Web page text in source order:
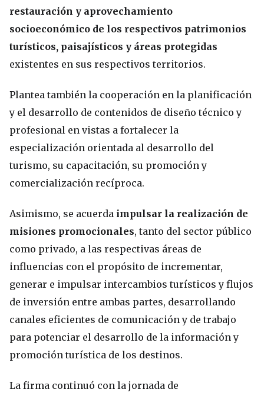
restauración y aprovechamiento
socioeconómico de los respectivos patrimonios
turísticos, paisajísticos y áreas protegidas
existentes en sus respectivos territorios.
Plantea también la cooperación en la planificación
y el desarrollo de contenidos de diseño técnico y
profesional en vistas a fortalecer la
especialización orientada al desarrollo del
turismo, su capacitación, su promoción y
comercialización recíproca.
Asimismo, se acuerda impulsar la realización de
misiones promocionales, tanto del sector público
como privado, a las respectivas áreas de
influencias con el propósito de incrementar,
generar e impulsar intercambios turísticos y flujos
de inversión entre ambas partes, desarrollando
canales eficientes de comunicación y de trabajo
para potenciar el desarrollo de la información y
promoción turística de los destinos.
La firma continuó con la jornada de